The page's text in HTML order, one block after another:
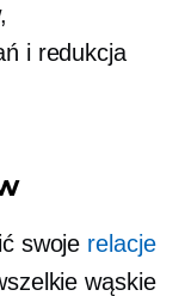
i redukcja
swoje relacje
wąskie